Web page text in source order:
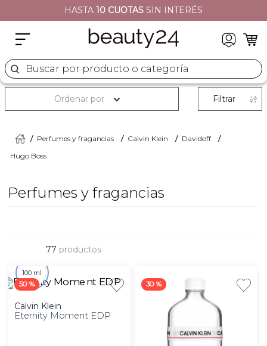
HASTA 10 CUOTAS SIN INTERÉS
Buscar por producto o categoría
Perfumes y fragancias Calvin Klein
Davidoff
Hugo Boss
Perfumes y fragancias
Ordenar por Filtrar
77 productos
50 %
100 ml
Calvin Klein
Eternity Moment EDP
30 %
naj oleari
5. versace